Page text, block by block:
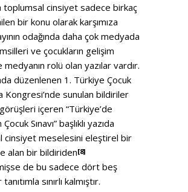
toplumsal cinsiyet sadece birkaç
bir konu olarak karşımıza
odağında daha çok medyada
ve çocukların gelişim
rolü olan yazılar vardır.
düzenlenen 1. Türkiye Çocuk
Kongresi’nde sunulan bildiriler
içeren “Türkiye’de
Sınavı” başlıklı yazıda
cinsiyet meselesini eleştirel bir
alan bir bildiriden[8]
de bu sadece dört beş
sınırlı kalmıştır.